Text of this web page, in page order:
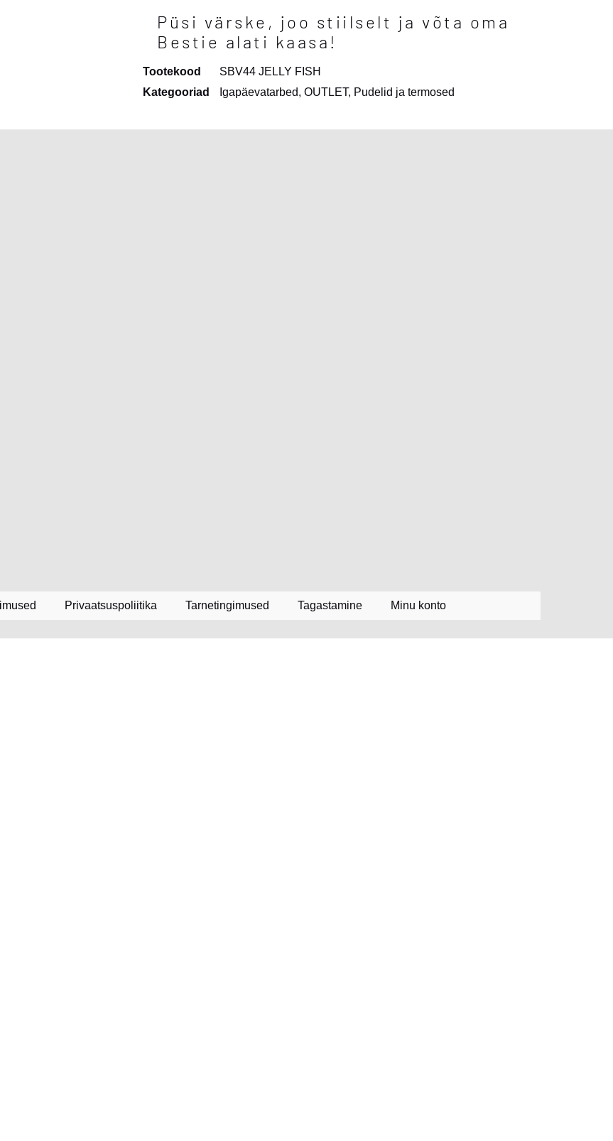
Püsi värske, joo stiilselt ja võta oma
Bestie alati kaasa!
Tootekood
SBV44 JELLY FISH
Kategooriad
Igapäevatarbed, OUTLET, Pudelid ja termosed
Privaatsuspoliitika Tarnetingimused Tagastamine Minu konto